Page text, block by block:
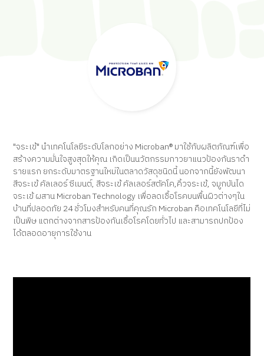
"จระเข้" นำเทคโนโลยีระดับโลกอย่าง Microban® มาใช้กับผลิตภัณฑ์เพื่อ
สร้างความมั่นใจสูงสุดให้คุณ เกิดเป็นนวัตกรรมกาวยาแนวป้องกันราดำ
รายแรก ยกระดับมาตรฐานใหม่ในตลาดวัสดุชนิดนี้ นอกจากนี้ยังพัฒนา
สีจระเข้ คัลเลอร์ ซีเมนต์, สีจระเข้ คัลเลอร์สตัคโค,คิ้วจระเข้, จมูกบันได
จระเข้ ผสาน Microban Technology เพื่อลดเชื้อโรคบนพื้นผิวต่างๆใน
บ้านที่ปลอดภัย 24 ชั่วโมงสำหรับคนที่คุณรัก Microban คือเทคโนโลยีที่ไม่
เป็นพิษ แตกต่างจากสารป้องกันเชื้อโรคโดยทั่วไป และสามารถปกป้อง
ได้ตลอดอายุการใช้งาน